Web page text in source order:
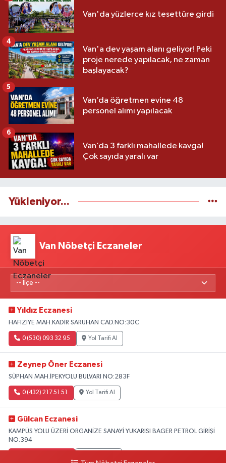
Van'da yüzlerce kız tesettüre girdi
Van'a dev yaşam alanı geliyor! Peki
proje nerede yapılacak, ne zaman
başlayacak?
4
Van’da öğretmen evine 48
personel alımı yapılacak
5
Van’da 3 farklı mahallede kavga!
Çok sayıda yaralı var
6
Yükleniyor...
Van Nöbetçi Eczaneler
Yıldız Eczanesi
HAFIZİYE MAH.KADİR SARUHAN CAD.NO:30C
0 (530) 093 32 95 Yol Tarifi Al
Zeynep Öner Eczanesi
SÜPHAN MAH.İPEKYOLU BULVARI NO:283F
0 (432) 217 51 51 Yol Tarifi Al
Gülcan Eczanesi
KAMPÜS YOLU ÜZERİ ORGANİZE SANAYİ YUKARISI BAGER PETROL GİRİŞİ
NO:394